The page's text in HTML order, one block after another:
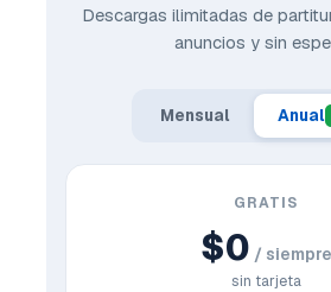
Descargas ilimitadas de
anuncios y sin
Mensual Anual
GRATIS
$0 / siempre
sin tarjeta